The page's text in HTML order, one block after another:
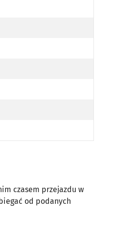
czasem przejazdu w
od podanych